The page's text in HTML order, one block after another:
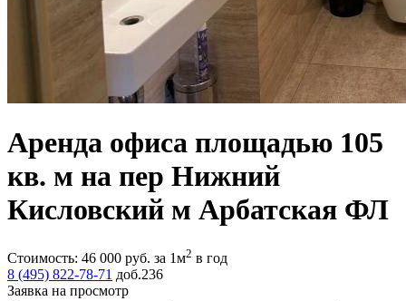
Аренда офиса площадью 105
кв. м на пер Нижний
Кисловский м Арбатская ФЛ
Стоимость: 46 000 руб. за 1м2 в год
8 (495) 822-78-71 доб.236
Заявка на просмотр